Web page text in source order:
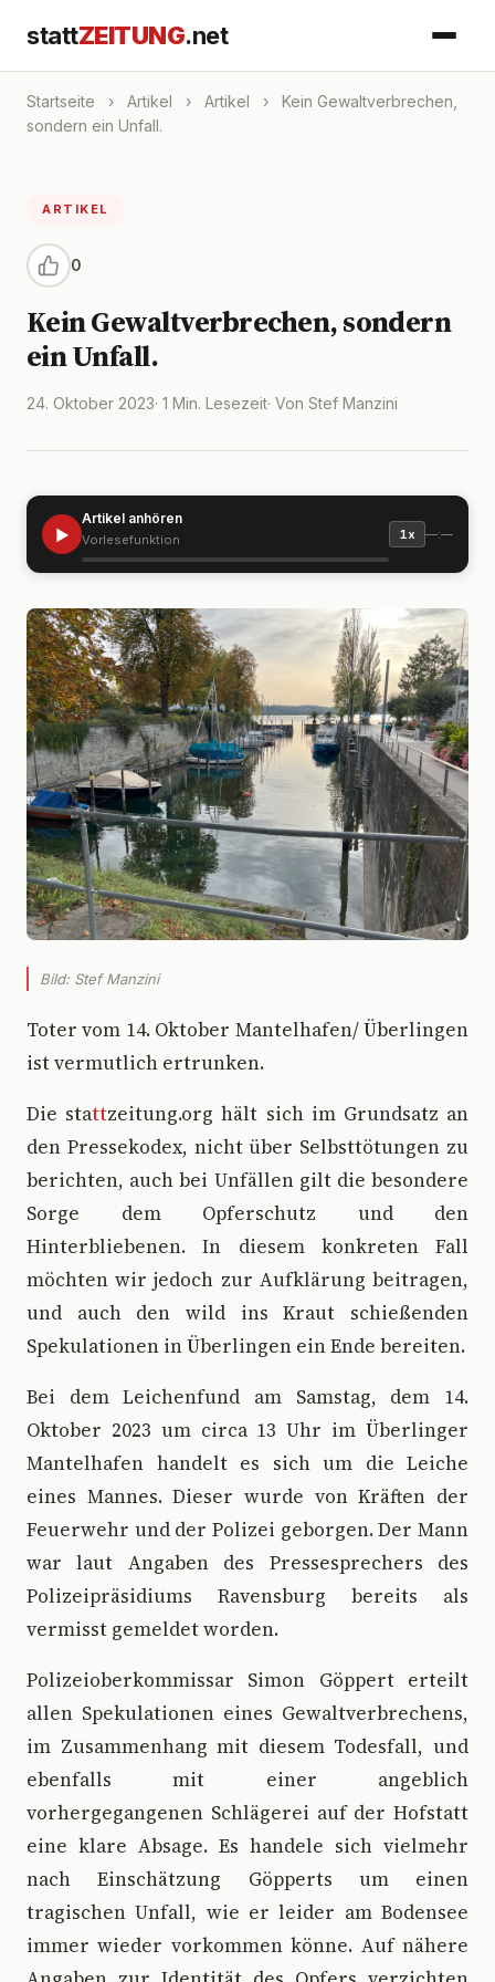
stattZEITUNG.net
Startseite › Artikel › Artikel ›
Kein Gewaltverbrechen,
sondern ein Unfall.
ARTIKEL
0
Kein Gewaltverbrechen, sondern
ein Unfall.
24. Oktober 2023· 1 Min. Lesezeit· Von Stef Manzini
▶
Artikel anhören
Vorlesefunktion 1x —:—
Bild: Stef Manzini
Toter vom 14. Oktober Mantelhafen/ Überlingen
ist vermutlich ertrunken.
Die stattzeitung.org hält sich im Grundsatz an
den Pressekodex, nicht über Selbsttötungen zu
berichten, auch bei Unfällen gilt die besondere
Sorge dem Opferschutz und den
Hinterbliebenen. In diesem konkreten Fall
möchten wir jedoch zur Aufklärung beitragen,
und auch den wild ins Kraut schießenden
Spekulationen in Überlingen ein Ende bereiten.
Bei dem Leichenfund am Samstag, dem 14.
Oktober 2023 um circa 13 Uhr im Überlinger
Mantelhafen handelt es sich um die Leiche
eines Mannes. Dieser wurde von Kräften der
Feuerwehr und der Polizei geborgen. Der Mann
war laut Angaben des Pressesprechers des
Polizeipräsidiums Ravensburg bereits als
vermisst gemeldet worden.
Polizeioberkommissar Simon Göppert erteilt
allen Spekulationen eines Gewaltverbrechens,
im Zusammenhang mit diesem Todesfall, und
ebenfalls mit einer angeblich
vorhergegangenen Schlägerei auf der Hofstatt
eine klare Absage. Es handele sich vielmehr
nach Einschätzung Göpperts um einen
tragischen Unfall, wie er leider am Bodensee
immer wieder vorkommen könne. Auf nähere